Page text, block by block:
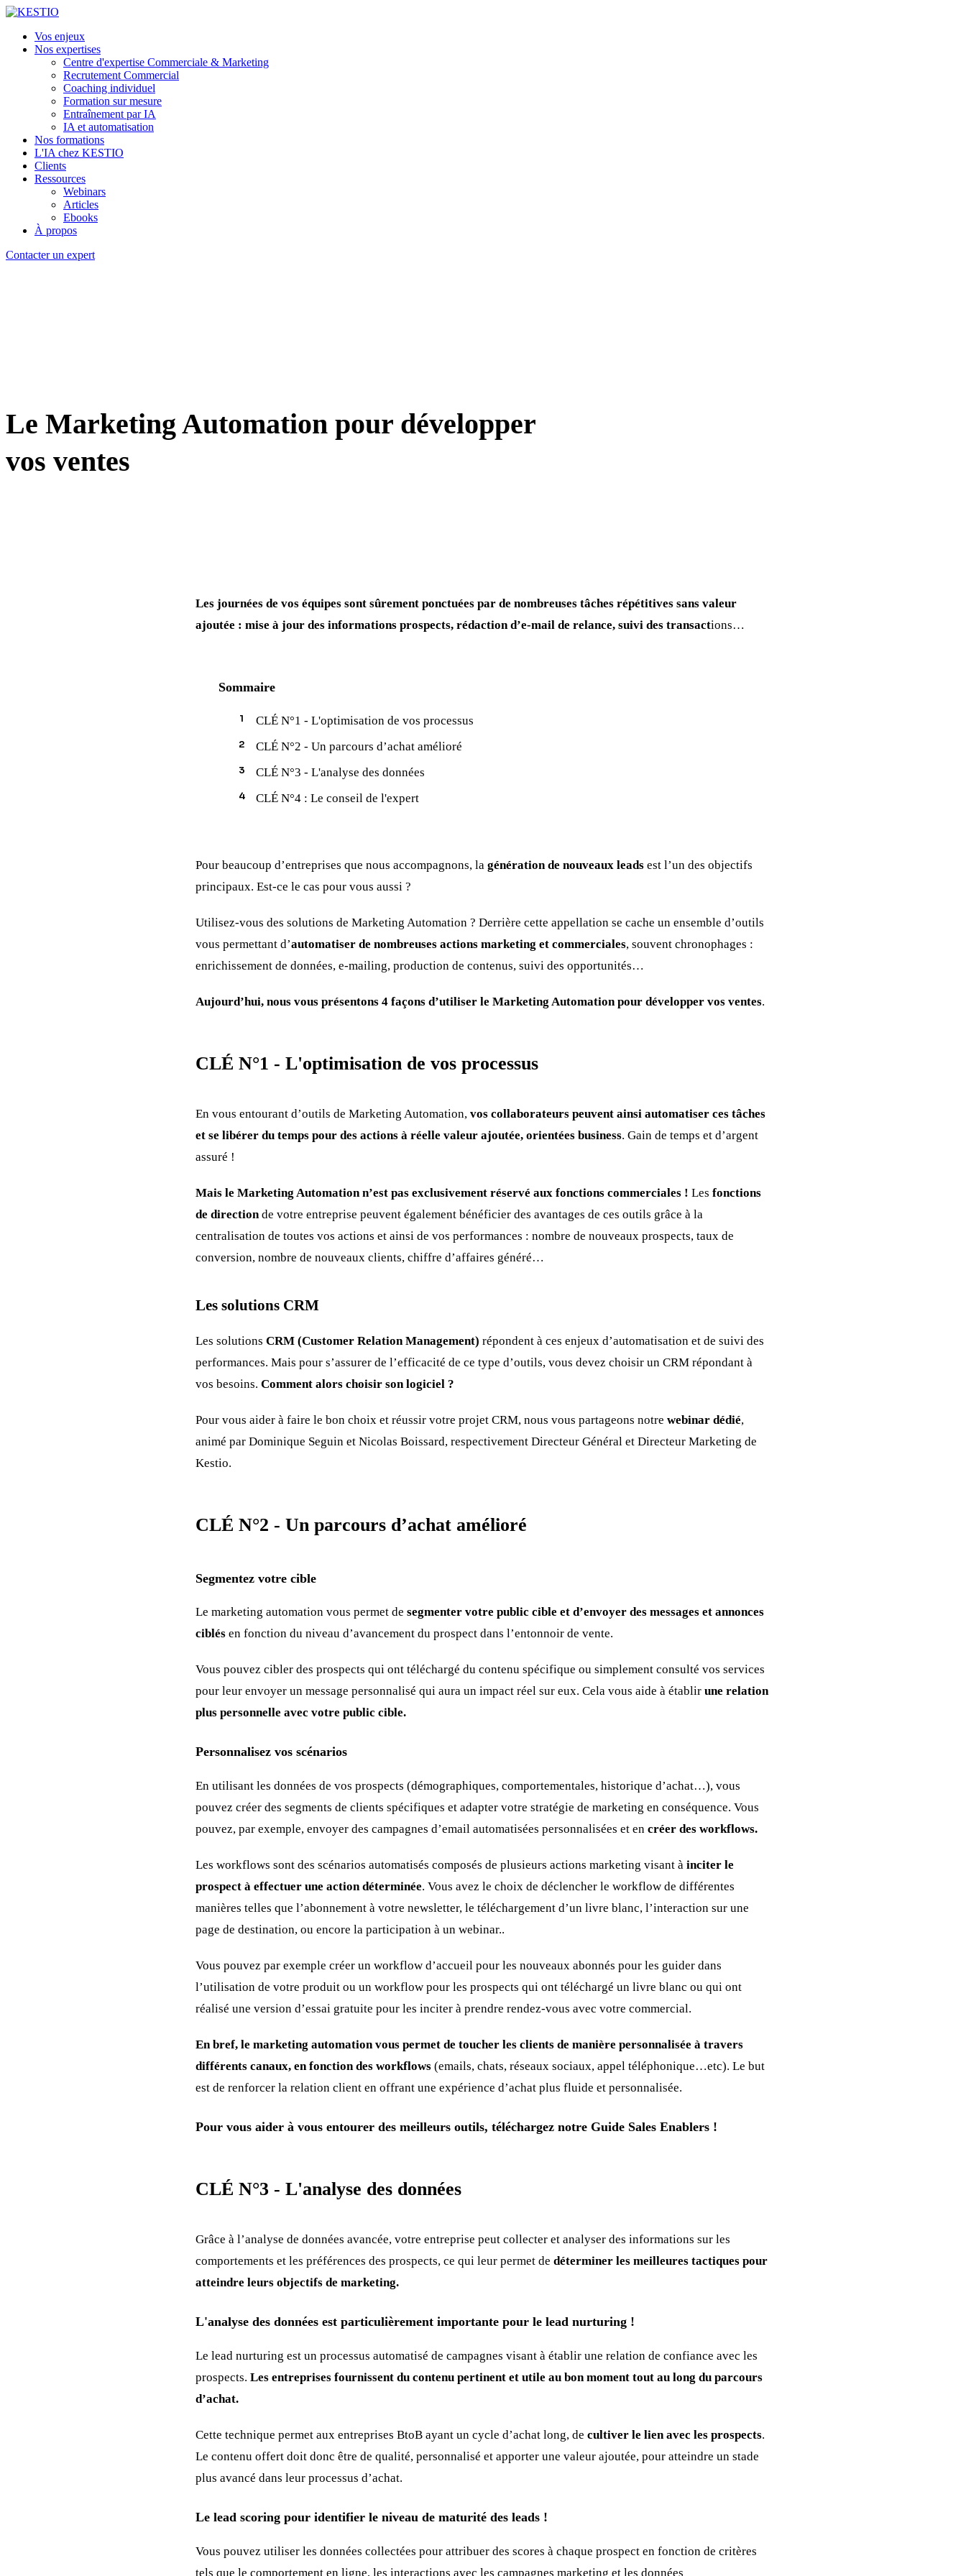
Vos enjeux
Nos expertises
Centre d'expertise Commerciale & Marketing
Recrutement Commercial
Coaching individuel
Formation sur mesure
Entraînement par IA
IA et automatisation
Nos formations
L'IA chez KESTIO
Clients
Ressources
Webinars
Articles
Ebooks
À propos
Contacter un expert
Le Marketing Automation pour développer
vos ventes
Les journées de vos équipes sont sûrement ponctuées par de nombreuses tâches répétitives sans valeur
ajoutée : mise à jour des informations prospects, rédaction d’e-mail de relance, suivi des transactions…
Sommaire
CLÉ N°1 - L'optimisation de vos processus
CLÉ N°2 - Un parcours d’achat amélioré
CLÉ N°3 - L'analyse des données
CLÉ N°4 : Le conseil de l'expert
Pour beaucoup d’entreprises que nous accompagnons, la génération de nouveaux leads est l’un des objectifs
principaux. Est-ce le cas pour vous aussi ?
Utilisez-vous des solutions de Marketing Automation ? Derrière cette appellation se cache un ensemble d’outils
vous permettant d’automatiser de nombreuses actions marketing et commerciales, souvent chronophages :
enrichissement de données, e-mailing, production de contenus, suivi des opportunités…
Aujourd’hui, nous vous présentons 4 façons d’utiliser le Marketing Automation pour développer vos ventes.
CLÉ N°1 - L'optimisation de vos processus
En vous entourant d’outils de Marketing Automation, vos collaborateurs peuvent ainsi automatiser ces tâches
et se libérer du temps pour des actions à réelle valeur ajoutée, orientées business. Gain de temps et d’argent
assuré !
Mais le Marketing Automation n’est pas exclusivement réservé aux fonctions commerciales ! Les fonctions
de direction de votre entreprise peuvent également bénéficier des avantages de ces outils grâce à la
centralisation de toutes vos actions et ainsi de vos performances : nombre de nouveaux prospects, taux de
conversion, nombre de nouveaux clients, chiffre d’affaires généré…
Les solutions CRM
Les solutions CRM (Customer Relation Management) répondent à ces enjeux d’automatisation et de suivi des
performances. Mais pour s’assurer de l’efficacité de ce type d’outils, vous devez choisir un CRM répondant à
vos besoins. Comment alors choisir son logiciel ?
Pour vous aider à faire le bon choix et réussir votre projet CRM, nous vous partageons notre webinar dédié,
animé par Dominique Seguin et Nicolas Boissard, respectivement Directeur Général et Directeur Marketing de
Kestio.
CLÉ N°2 - Un parcours d’achat amélioré
Segmentez votre cible
Le marketing automation vous permet de segmenter votre public cible et d’envoyer des messages et annonces
ciblés en fonction du niveau d’avancement du prospect dans l’entonnoir de vente.
Vous pouvez cibler des prospects qui ont téléchargé du contenu spécifique ou simplement consulté vos services
pour leur envoyer un message personnalisé qui aura un impact réel sur eux. Cela vous aide à établir une relation
plus personnelle avec votre public cible.
Personnalisez vos scénarios
En utilisant les données de vos prospects (démographiques, comportementales, historique d’achat…), vous
pouvez créer des segments de clients spécifiques et adapter votre stratégie de marketing en conséquence. Vous
pouvez, par exemple, envoyer des campagnes d’email automatisées personnalisées et en créer des workflows.
Les workflows sont des scénarios automatisés composés de plusieurs actions marketing visant à inciter le
prospect à effectuer une action déterminée. Vous avez le choix de déclencher le workflow de différentes
manières telles que l’abonnement à votre newsletter, le téléchargement d’un livre blanc, l’interaction sur une
page de destination, ou encore la participation à un webinar..
Vous pouvez par exemple créer un workflow d’accueil pour les nouveaux abonnés pour les guider dans
l’utilisation de votre produit ou un workflow pour les prospects qui ont téléchargé un livre blanc ou qui ont
réalisé une version d’essai gratuite pour les inciter à prendre rendez-vous avec votre commercial.
En bref, le marketing automation vous permet de toucher les clients de manière personnalisée à travers
différents canaux, en fonction des workflows (emails, chats, réseaux sociaux, appel téléphonique…etc). Le but
est de renforcer la relation client en offrant une expérience d’achat plus fluide et personnalisée.
Pour vous aider à vous entourer des meilleurs outils, téléchargez notre Guide Sales Enablers !
CLÉ N°3 - L'analyse des données
Grâce à l’analyse de données avancée, votre entreprise peut collecter et analyser des informations sur les
comportements et les préférences des prospects, ce qui leur permet de déterminer les meilleures tactiques pour
atteindre leurs objectifs de marketing.
L'analyse des données est particulièrement importante pour le lead nurturing !
Le lead nurturing est un processus automatisé de campagnes visant à établir une relation de confiance avec les
prospects. Les entreprises fournissent du contenu pertinent et utile au bon moment tout au long du parcours
d’achat.
Cette technique permet aux entreprises BtoB ayant un cycle d’achat long, de cultiver le lien avec les prospects.
Le contenu offert doit donc être de qualité, personnalisé et apporter une valeur ajoutée, pour atteindre un stade
plus avancé dans leur processus d’achat.
Le lead scoring pour identifier le niveau de maturité des leads !
Vous pouvez utiliser les données collectées pour attribuer des scores à chaque prospect en fonction de critères
tels que le comportement en ligne, les interactions avec les campagnes marketing et les données